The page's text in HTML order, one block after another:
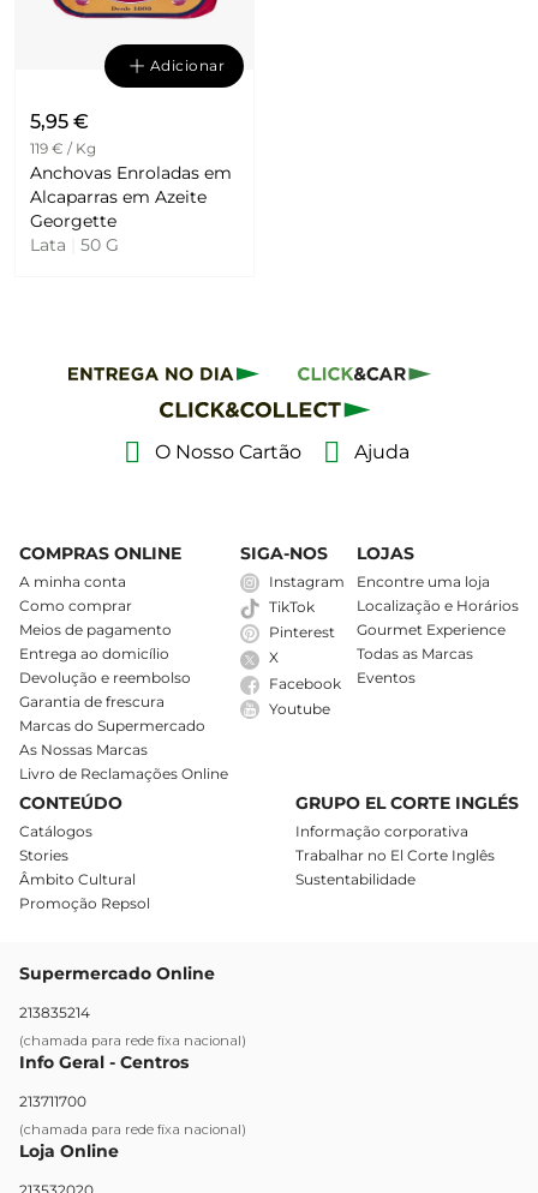
Adicionar
5,95 €
119 € / Kg
Anchovas Enroladas em
Alcaparras em Azeite
Georgette
Lata
50 G
O Nosso Cartão Ajuda
COMPRAS ONLINE
A minha conta
Como comprar
Meios de pagamento
Entrega ao domicílio
Devolução e reembolso
Garantia de frescura
Marcas do Supermercado
As Nossas Marcas
Livro de Reclamações Online
SIGA-NOS
Instagram
TikTok
Pinterest
X
Facebook
Youtube
LOJAS
Encontre uma loja
Localização e Horários
Gourmet Experience
Todas as Marcas
Eventos
CONTEÚDO
Catálogos
Stories
Âmbito Cultural
Promoção Repsol
GRUPO EL CORTE INGLÉS
Informação corporativa
Trabalhar no El Corte Inglês
Sustentabilidade
Supermercado Online
213835214
(chamada para rede fixa nacional)
Info Geral - Centros
213711700
(chamada para rede fixa nacional)
Loja Online